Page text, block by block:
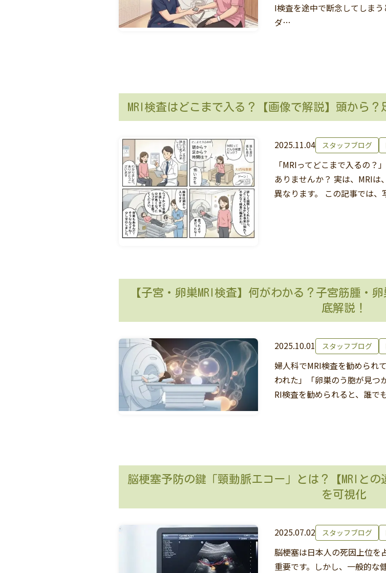
I検査を途中で断念してしま
ダ…
MRI検査はどこまで入る？【画像で解説】頭から
2025.11.04 スタッフブログ
「MRIってどこまで入るの
ありませんか？ 実は、MRIは
異なります。 この記事では
【子宮・卵巣MRI検査】何がわかる？子宮筋腫・
底解説！
2025.10.01 スタッフブログ
婦人科でMRI検査を勧められ
われた」「卵巣のう胞が見つ
RI検査を勧められると、誰で
脳梗塞予防の鍵「頸動脈エコー」とは？【MRIと
を可視化
2025.07.02 スタッフブログ
脳梗塞は日本人の死因上位を
重要です。しかし、一般的な